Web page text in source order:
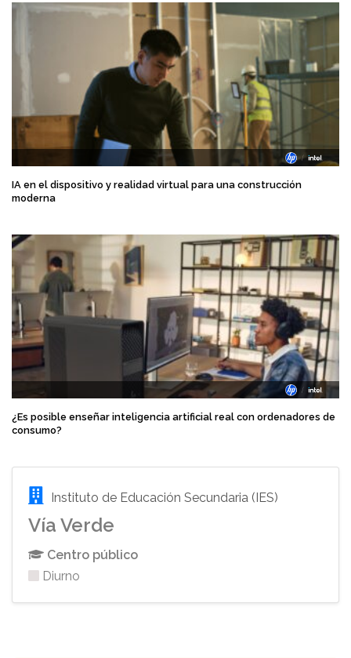
IA en el dispositivo y realidad virtual para una construcción
moderna
¿Es posible enseñar inteligencia artificial real con ordenadores de
consumo?
Instituto de Educación Secundaria (IES)
Vía Verde
Centro público
Diurno